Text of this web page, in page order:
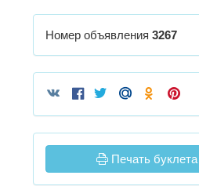
Номер объявления 3267
Печать буклета